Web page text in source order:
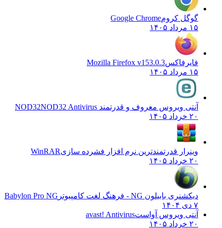
گوگل کروم Google Chrome
فایرفاکسMozilla Firefox v153.0.3
آنتی ویروس معروف و قدرتمند NOD32NOD32 Antivirus
وینرار قدرتمندترین نرم افزار فشرده سازیWinRAR
دیکشنری بابیلون NG - فرهنگ لغت کامپیوتر
Babylon Pro NG
آنتی ویروس آواستavast! Antivirus